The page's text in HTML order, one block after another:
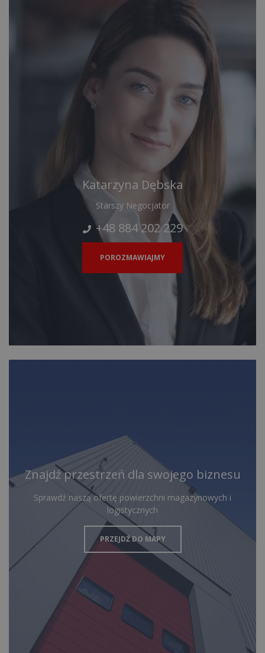
Katarzyna Dębska
Starszy Negocjator
+48 884 202 229
POROZMAWIAJMY
Znajdź przestrzeń dla swojego biznesu
Sprawdź naszą ofertę powierzchni magazynowych i
logistycznych
PRZEJDŹ DO MAPY